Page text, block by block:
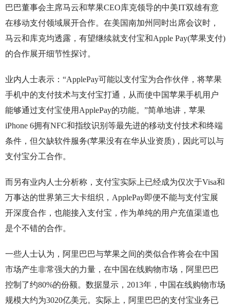
巴巴董事会主席马云和苹果CEO库克领导的中美IT双雄有意
在移动支付领域展开合作。在美国南加州同时出席会议时，
马云和库克均透露，有望继续就支付宝和Apple Pay(苹果支付)
的合作展开细节性探讨。
业内人士表示：“ApplePay可能以支付宝为合作伙伴，将苹果
手机中的支付技术与支付宝打通，从而使中国苹果手机用户
能够通过支付宝使用ApplePay的功能。”简单地讲，苹果
iPhone 6拥有NFC和指纹识别等最先进的移动支付技术和终端
条件，但欠缺软件服务(苹果没有在华从业资质)，因此可以与
支付宝分工合作。
而另有业内人士分析称，支付宝实际上已经成为仅次于Visa和
万事达的世界第三大卡组织，ApplePay即便不能与支付宝展
开深度合作，也能接入支付宝，作为单纯的用户充值渠道也
是个不错的合作。
一些人士认为，阿里巴巴与苹果之间的类似合作将会在中国
市场产生非常强大的力量，在中国在线购物市场，阿里巴巴
控制了约80%的份额。数据显示，2013年，中国在线购物市场
规模大约为3020亿美元。实际上，阿里巴巴的支付宝业务已